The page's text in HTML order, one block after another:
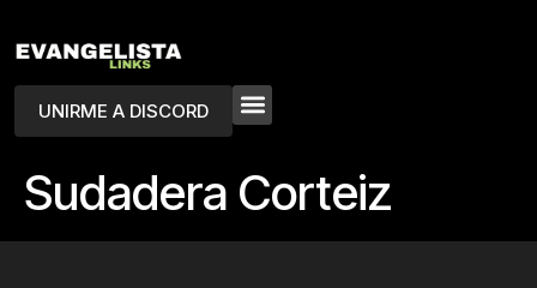
UNIRME A DISCORD
Sudadera Corteiz